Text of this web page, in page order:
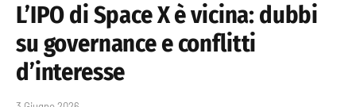
L’IPO di Space X è vicina: dubbi
su governance e conflitti
d’interesse